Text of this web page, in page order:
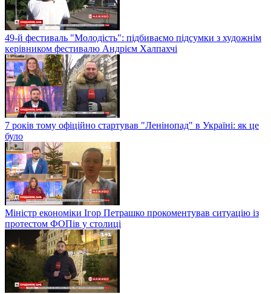
49-й фестиваль "Молодість": підбиваємо підсумки з художнім
керівником фестивалю Андрієм Халпахчі
7 років тому офіційно стартував "Ленінопад" в Україні: як це
було
Міністр економіки Ігор Петрашко прокоментував ситуацію із
протестом ФОПів у столиці